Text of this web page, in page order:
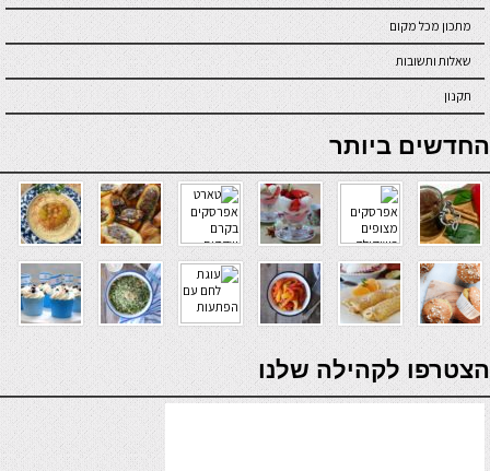
מתכון מכל מקום
שאלות ותשובות
תקנון
online casino
החדשים ביותר
verde casino
הצטרפו לקהילה שלנו